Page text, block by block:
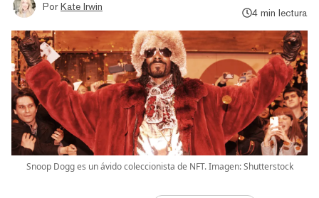
Por Kate Irwin
4 min lectura
Snoop Dogg es un ávido coleccionista de NFT. Imagen: Shutterstock